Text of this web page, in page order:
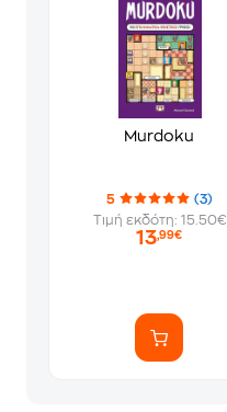
Murdoku
5
(3)
Τιμή εκδότη: 15.50€
13,99€